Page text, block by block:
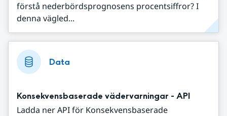
förstå nederbördsprognosens procentsiffror? I
denna vägled...
Data
Konsekvensbaserade vädervarningar - API
Ladda ner API för Konsekvensbaserade